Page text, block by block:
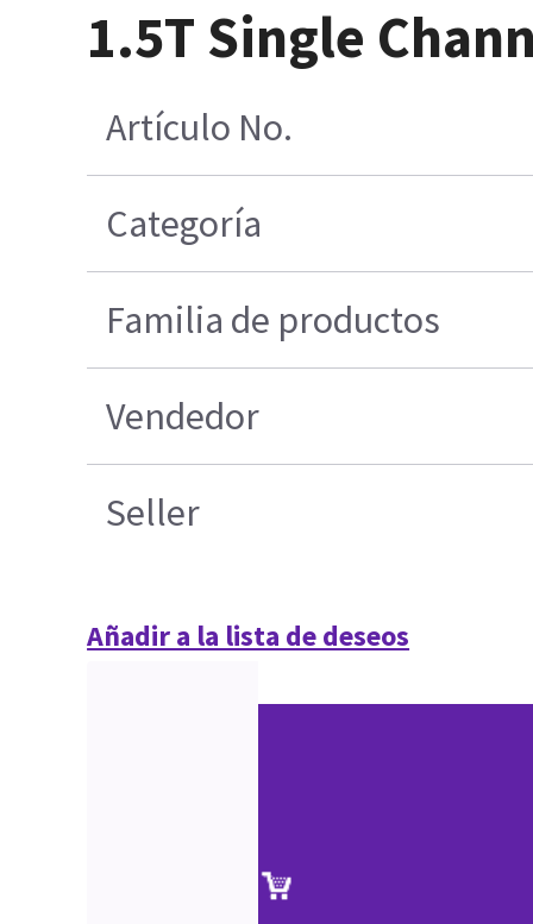
1.5T Single
Artículo No.
Categoría
Familia de productos
Vendedor
Seller
Añadir a la lista de deseos